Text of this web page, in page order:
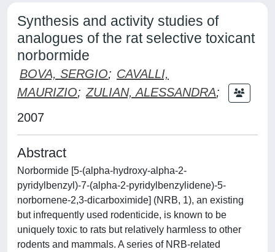
Synthesis and activity studies of
analogues of the rat selective toxicant
norbormide
BOVA, SERGIO; CAVALLI,
MAURIZIO; ZULIAN, ALESSANDRA;
2007
Abstract
Norbormide [5-(alpha-hydroxy-alpha-2-
pyridylbenzyl)-7-(alpha-2-pyridylbenzylidene)-5-
norbornene-2,3-dicarboximide] (NRB, 1), an existing
but infrequently used rodenticide, is known to be
uniquely toxic to rats but relatively harmless to other
rodents and mammals. A series of NRB-related